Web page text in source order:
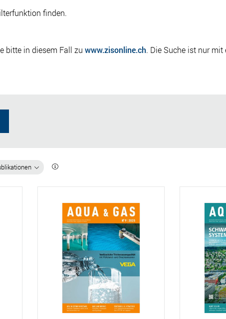
finden.
bitte in diesem Fall zu www.zisonline.ch. Die Suche ist nur mit